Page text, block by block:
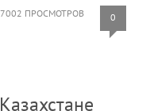
ПРОСМОТРОВ 0